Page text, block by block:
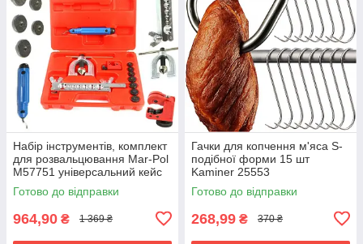
Набір інструментів, комплект
для розвальцювання Mar-Pol
M57751 універсальний кейс
Готово до відправки
964,90 ₴ 1 369 ₴
Гачки для копчення м'яса S-
подібної форми 15 шт
Kaminer 25553
Готово до відправки
268,99 ₴ 370 ₴